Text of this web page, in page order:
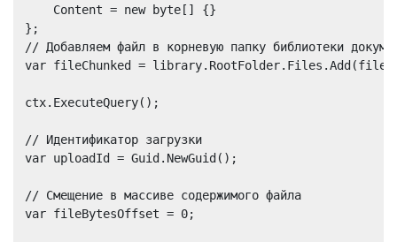
    Content = new byte[] {}
};
// Добавляем файл в корневую папку библиотеки
var fileChunked =
ctx.ExecuteQuery();
// Идентификатор загрузки
var uploadId = Guid.NewGuid();
// Смещение в массиве содержимого файла
var fileBytesOffset = 0;